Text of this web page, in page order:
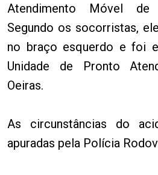
Atendimento Móvel de
Segundo os socorristas,
no braço esquerdo e foi
Unidade de Pronto
Oeiras.
As circunstâncias do
apuradas pela Polícia